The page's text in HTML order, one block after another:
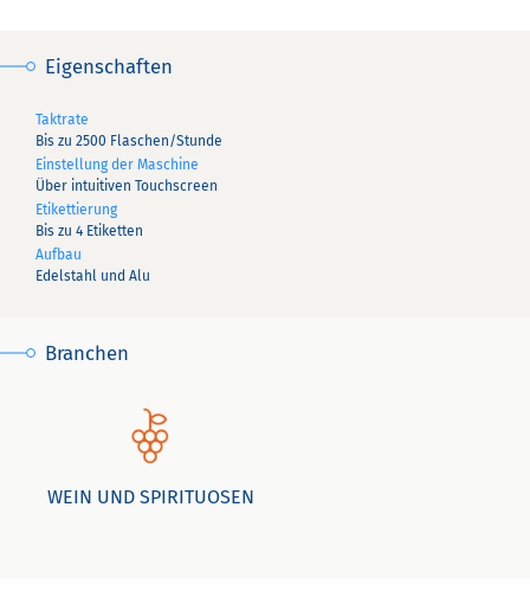
Eigenschaften
Taktrate
Bis zu 2500 Flaschen/Stunde
Einstellung der Maschine
Über intuitiven Touchscreen
Etikettierung
Bis zu 4 Etiketten
Aufbau
Edelstahl und Alu
Branchen
WEIN UND SPIRITUOSEN